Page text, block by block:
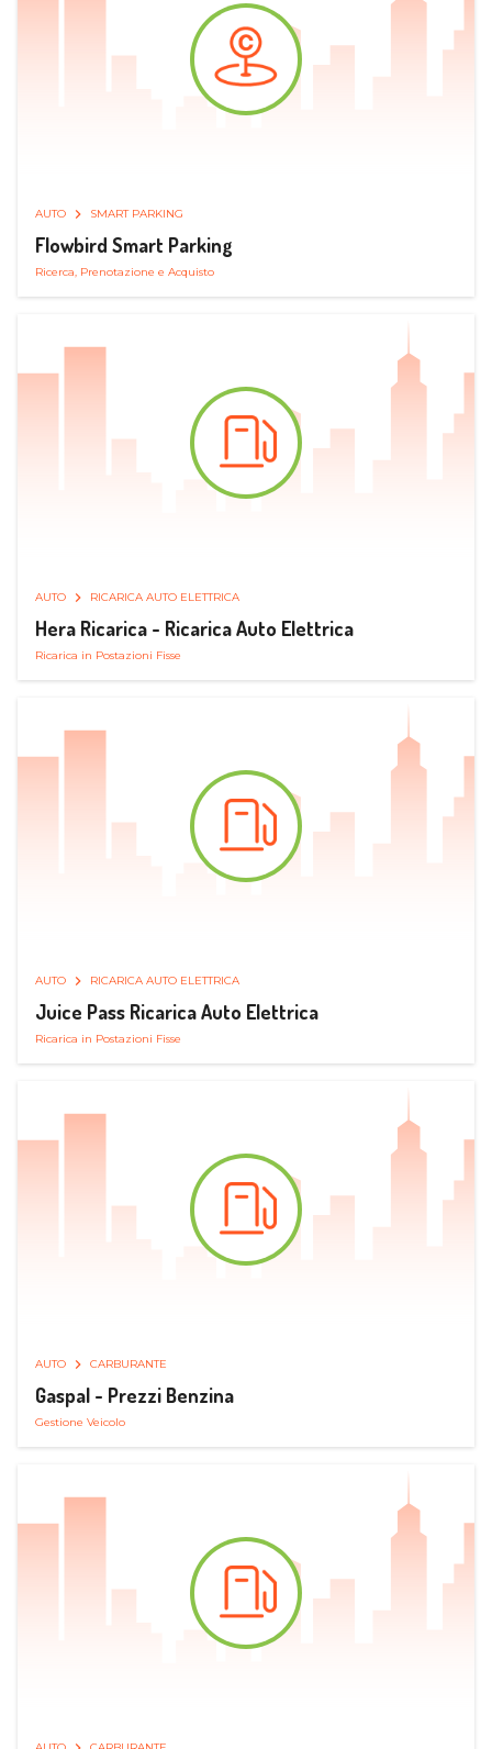
AUTO SMART PARKING
Flowbird Smart Parking
Ricerca, Prenotazione e Acquisto
AUTO RICARICA AUTO ELETTRICA
Hera Ricarica - Ricarica Auto Elettrica
Ricarica in Postazioni Fisse
AUTO RICARICA AUTO ELETTRICA
Juice Pass Ricarica Auto Elettrica
Ricarica in Postazioni Fisse
AUTO CARBURANTE
Gaspal - Prezzi Benzina
Gestione Veicolo